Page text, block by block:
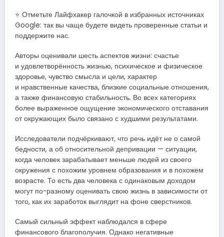
⭐ Отметьте Лайфхакер галочкой в избранных источниках
Google: так вы чаще будете видеть проверенные статьи и
поддержите нас.
Авторы оценивали шесть аспектов жизни: счастье
и удовлетворённость жизнью, психическое и физическое
здоровье, чувство смысла и цели, характер
и нравственные качества, близкие социальные отношения,
а также финансовую стабильность. Во всех категориях
более выраженное ощущение экономического отставания
от окружающих было связано с худшими результатами.
Исследователи подчёркивают, что речь идёт не о самой
бедности, а об относительной депривации — ситуации,
когда человек зарабатывает меньше людей из своего
окружения с похожим уровнем образования и в похожем
возрасте. То есть два человека с одинаковым доходом
могут по-разному оценивать свою жизнь в зависимости от
того, как их заработок выглядит на фоне сверстников.
Самый сильный эффект наблюдался в сфере
финансового благополучия. Однако негативные